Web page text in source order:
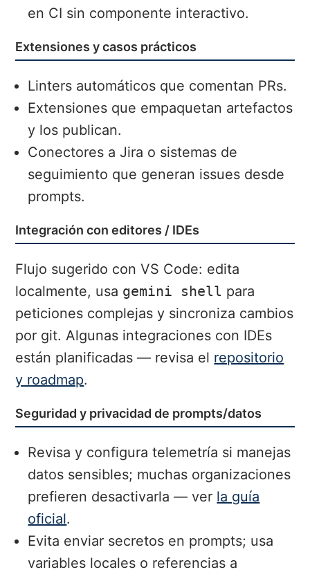
en CI sin componente interactivo.
Extensiones y casos prácticos
Linters automáticos que comentan PRs.
Extensiones que empaquetan artefactos
y los publican.
Conectores a Jira o sistemas de
seguimiento que generan issues desde
prompts.
Integración con editores / IDEs
Flujo sugerido con VS Code: edita
localmente, usa gemini shell para
peticiones complejas y sincroniza cambios
por git. Algunas integraciones con IDEs
están planificadas — revisa el repositorio
y roadmap.
Seguridad y privacidad de prompts/datos
Revisa y configura telemetría si manejas
datos sensibles; muchas organizaciones
prefieren desactivarla — ver la guía
oficial.
Evita enviar secretos en prompts; usa
variables locales o referencias a